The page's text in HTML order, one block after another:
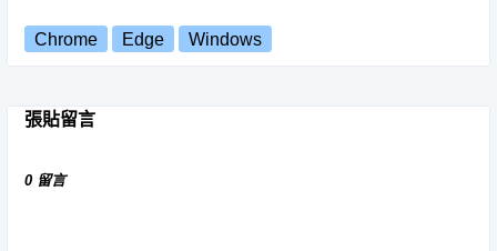
Chrome Edge Windows
張貼留言
0 留言